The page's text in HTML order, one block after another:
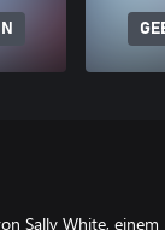
Sally White,